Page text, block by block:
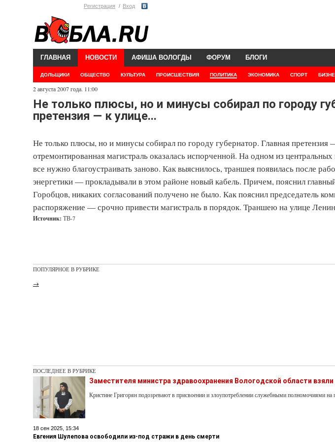
Регистрация Вход
ГЛАВНАЯ НОВОСТИ
ДОЛЬЩИКИ ОБЩЕСТВО КУЛЬТУРА ПРОИСШЕСТВИЯ ПОЛИТИКА ЭКОНОМИКА СПОРТ
АФИША ВОЛОГДЫ ФОРУМ БЛОГИ
2 августа 2007 года. 11:00
Не только плюсы, но и минусы собирал по городу
претензия — к улице...
Не только плюсы, но и минусы собирал по городу губернатор. Главная претензия
отремонтированная магистраль оказалась испорченной. На одном из
все нужно благоустраивать заново. Как выяснилось, траншея появилась после
энергетики — прокладывали в этом районе новый кабель. Причем, пояснил
Горобцов, никаких согласований получено не было. Как пояснил председатель
распоряжение — срочно привести магистраль в порядок. Траншею на улице
Источник: ТВ-7
ПОПУЛЯРНОЕ В РУБРИКЕ
→
ПОСЛЕДНЕЕ В РУБРИКЕ
Заместителя министра здравоохранения Вологодской области
Кристине Григорян подозревают в присвоении и злоупотреблении служебными полномочиями
18 сен 2025, 15:34
Евгения Шулепова освободили из-под стражи в день смерти